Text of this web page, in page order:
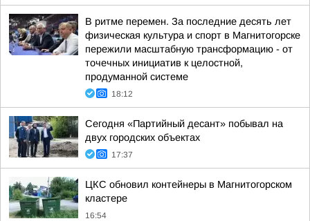
В ритме перемен. За последние десять лет
физическая культура и спорт в Магнитогорске
пережили масштабную трансформацию - от
точечных инициатив к целостной,
продуманной системе
18:12
Сегодня «Партийный десант» побывал на
двух городских объектах
17:37
ЦКС обновил контейнеры в Магнитогорском
кластере
16:54